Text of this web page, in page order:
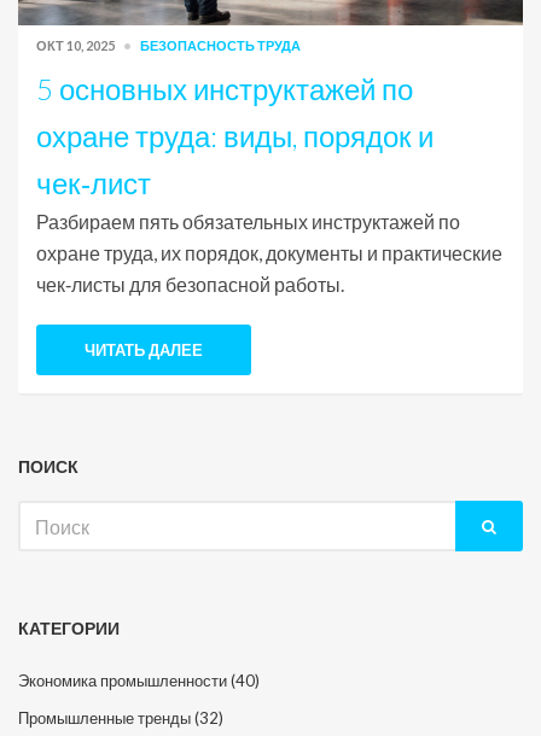
ОКТ 10, 2025 БЕЗОПАСНОСТЬ ТРУДА
5 основных инструктажей по
охране труда: виды, порядок и
чек‑лист
Разбираем пять обязательных инструктажей по
охране труда, их порядок, документы и практические
чек‑листы для безопасной работы.
ЧИТАТЬ ДАЛЕЕ
ПОИСК
КАТЕГОРИИ
Экономика промышленности(40)
Промышленные тренды(32)